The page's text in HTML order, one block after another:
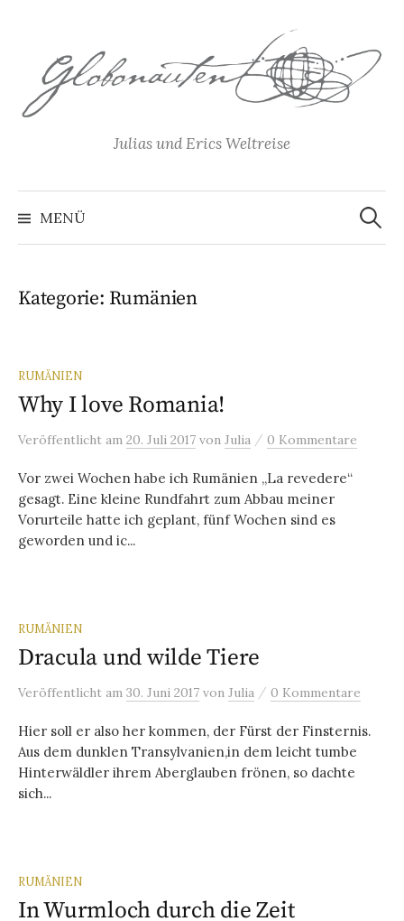
Inhalt
Julias und Erics Weltreise
MENÜ
Suchen
nach:
Kategorie: Rumänien
RUMÄNIEN
Why I love Romania!
Veröffentlicht am 20. Juli 2017 von Julia / 0 Kommentare
Vor zwei Wochen habe ich Rumänien „La revedere“
gesagt. Eine kleine Rundfahrt zum Abbau meiner
Vorurteile hatte ich geplant, fünf Wochen sind es
geworden und ic...
RUMÄNIEN
Dracula und wilde Tiere
Veröffentlicht am 30. Juni 2017 von Julia / 0 Kommentare
Hier soll er also her kommen, der Fürst der Finsternis.
Aus dem dunklen Transylvanien,in dem leicht tumbe
Hinterwäldler ihrem Aberglauben frönen, so dachte
sich...
RUMÄNIEN
In Wurmloch durch die Zeit